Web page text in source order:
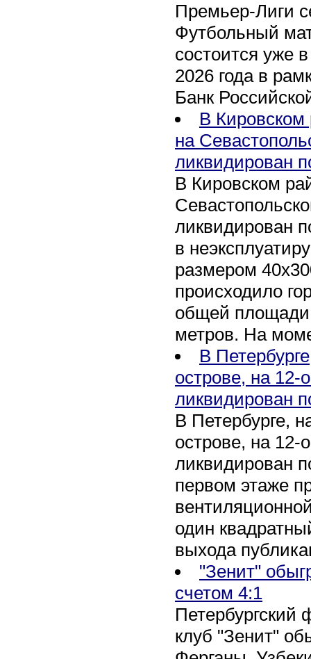
Премьер-Лиги
Футбольный
состоится уже
2026 года в
Банк
В Кировском
на
ликвидирован
В Кировском
ликвидирован
в
размером
происходило
общей площади
метров. На
В
острове, на 12-
ликвидирован
В Петербурге,
острове, на 12-
ликвидирован
первом этаже
один
выхода
"Зенит"
счетом 4:1
Петербургский
клуб "Зенит"